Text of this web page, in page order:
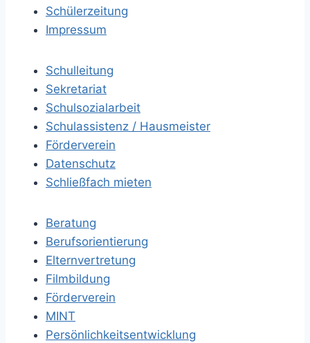
Schülerzeitung
Impressum
Schulleitung
Sekretariat
Schulsozialarbeit
Schulassistenz / Hausmeister
Förderverein
Datenschutz
Schließfach mieten
Beratung
Berufsorientierung
Elternvertretung
Filmbildung
Förderverein
MINT
Persönlichkeitsentwicklung